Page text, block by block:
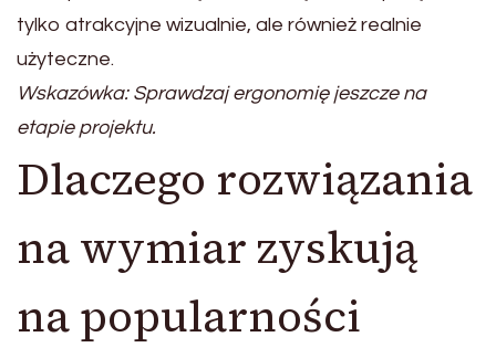
tylko atrakcyjne wizualnie, ale również realnie
użyteczne.
Wskazówka: Sprawdzaj ergonomię jeszcze na
etapie projektu.
Dlaczego rozwiązania
na wymiar zyskują
na popularności